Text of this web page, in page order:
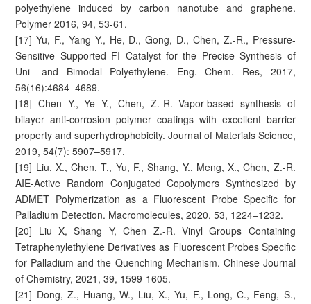
polyethylene induced by carbon nanotube and graphene.
Polymer 2016, 94, 53-61.
[17] Yu, F., Yang Y., He, D., Gong, D., Chen, Z.-R., Pressure-
Sensitive Supported FI Catalyst for the Precise Synthesis of
Uni- and Bimodal Polyethylene. Eng. Chem. Res, 2017,
56(16):4684–4689.
[18] Chen Y., Ye Y., Chen, Z.-R. Vapor-based synthesis of
bilayer anti-corrosion polymer coatings with excellent barrier
property and superhydrophobicity. Journal of Materials Science,
2019, 54(7): 5907–5917.
[19] Liu, X., Chen, T., Yu, F., Shang, Y., Meng, X., Chen, Z.-R.
AIE-Active Random Conjugated Copolymers Synthesized by
ADMET Polymerization as a Fluorescent Probe Specific for
Palladium Detection. Macromolecules, 2020, 53, 1224−1232.
[20] Liu X, Shang Y, Chen Z.-R. Vinyl Groups Containing
Tetraphenylethylene Derivatives as Fluorescent Probes Specific
for Palladium and the Quenching Mechanism. Chinese Journal
of Chemistry, 2021, 39, 1599-1605.
[21] Dong, Z., Huang, W., Liu, X., Yu, F., Long, C., Feng, S.,